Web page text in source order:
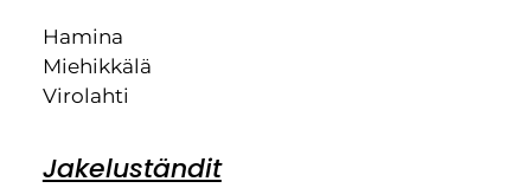
Hamina
Miehikkälä
Virolahti
Jakeluständit